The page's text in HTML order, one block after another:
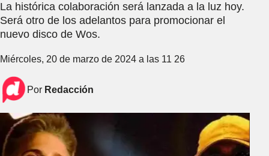
La histórica colaboración será lanzada a la luz hoy.
Será otro de los adelantos para promocionar el
nuevo disco de Wos.
Miércoles, 20 de marzo de 2024 a las 11 26
Por Redacción